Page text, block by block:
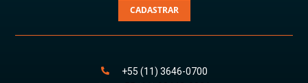
CADASTRAR
+55 (11) 3646-0700